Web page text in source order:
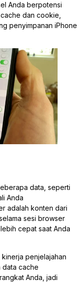
Anda berpotensi
dan cookie,
penyimpanan iPhone
data, seperti
Anda
adalah konten dari
sesi browser
cepat saat Anda
penjelajahan
data cache
Anda, jadi